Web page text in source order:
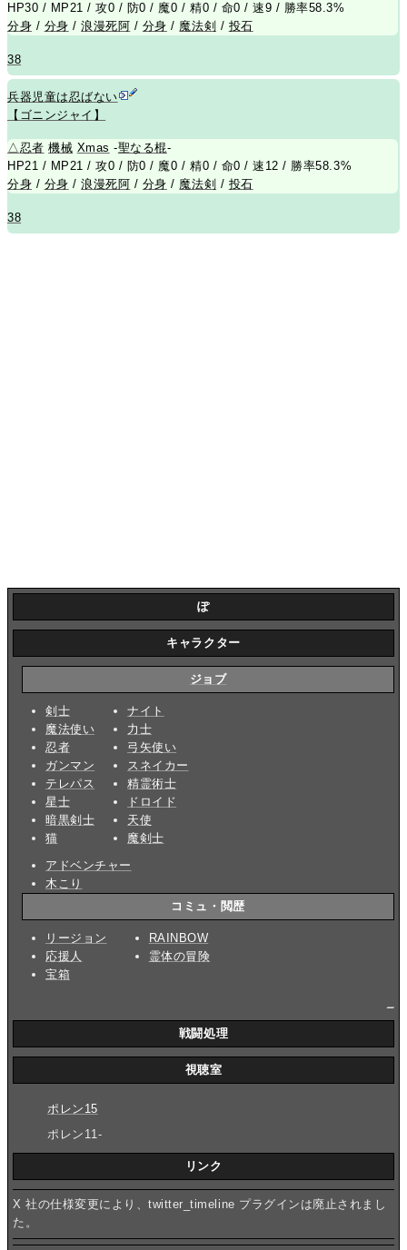
HP30 / MP21 / 攻0 / 防0 / 魔0 / 精0 / 命0 / 速9 / 勝率58.3%
分身 / 分身 /浪漫死阿 / 分身 / 魔法剣 / 投石
38
兵器児童は忍ばない
【ゴニンジャイ】
△忍者 機械 Xmas -聖なる棍-
HP21 / MP21 / 攻0 / 防0 / 魔0 / 精0 / 命0 / 速12 / 勝率58.3%
分身 / 分身 /浪漫死阿 / 分身 / 魔法剣 / 投石
38
ぽ
キャラクター
ジョブ
剣士
魔法使い
忍者
ガンマン
テレパス
星士
暗黒剣士
猫
ナイト
力士
弓矢使い
スネイカー
精霊術士
ドロイド
天使
魔剣士
アドベンチャー
木こり
コミュ・閲歴
リージョン
応援人
宝箱
RAINBOW
霊体の冒険
戦闘処理
視聴室
ポレン15
ポレン11-
リンク
X 社の仕様変更により、twitter_timeline プラグインは廃止されまし
た。